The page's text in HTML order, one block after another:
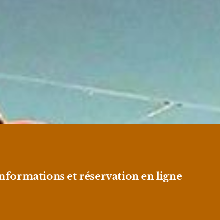
et réservation en ligne